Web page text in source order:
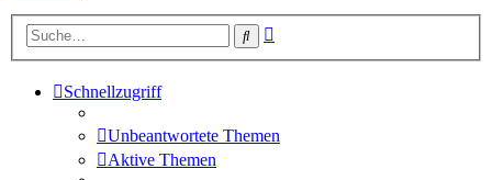
Suche
Schnellzugriff
Unbeantwortete Themen
Aktive Themen